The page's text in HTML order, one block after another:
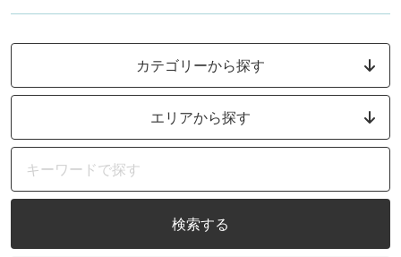
カテゴリーから探す
エリアから探す
検索する